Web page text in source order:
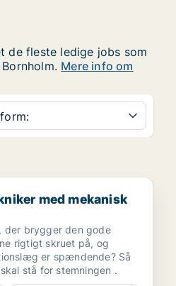
de fleste ledige jobs som
Mere info om
mekanisk interesse - ...
med mekanisk
brygger den gode
rigtigt skruet på, og
er spændende? Så
stå for stemningen .